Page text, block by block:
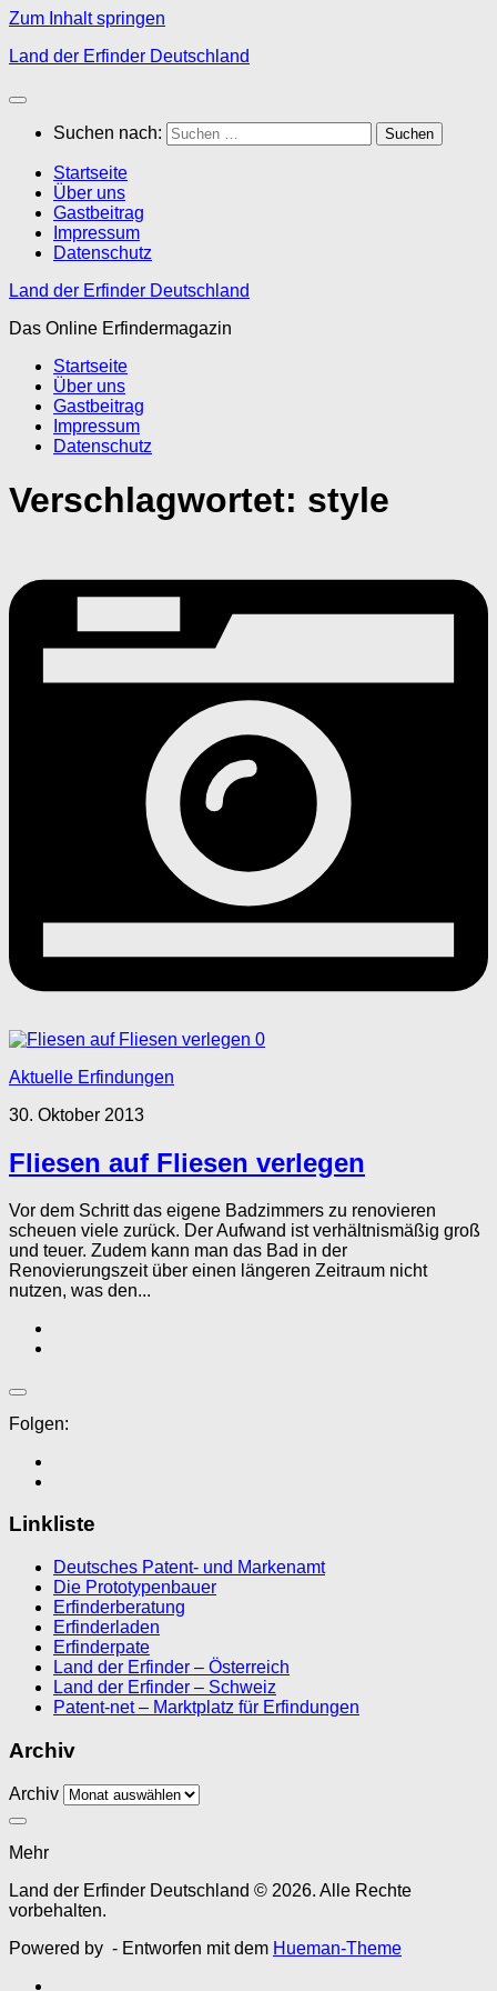
Zum Inhalt springen
Land der Erfinder Deutschland
Suchen nach:
Startseite
Über uns
Gastbeitrag
Impressum
Datenschutz
Land der Erfinder Deutschland
Das Online Erfindermagazin
Startseite
Über uns
Gastbeitrag
Impressum
Datenschutz
Verschlagwortet: style
0
Aktuelle Erfindungen
30. Oktober 2013
Fliesen auf Fliesen verlegen
Vor dem Schritt das eigene Badzimmers zu renovieren
scheuen viele zurück. Der Aufwand ist verhältnismäßig groß
und teuer. Zudem kann man das Bad in der
Renovierungszeit über einen längeren Zeitraum nicht
nutzen, was den...
Folgen:
Linkliste
Deutsches Patent- und Markenamt
Die Prototypenbauer
Erfinderberatung
Erfinderladen
Erfinderpate
Land der Erfinder – Österreich
Land der Erfinder – Schweiz
Patent-net – Marktplatz für Erfindungen
Archiv
Archiv
Mehr
Land der Erfinder Deutschland © 2026. Alle Rechte
vorbehalten.
Powered by - Entworfen mit dem Hueman-Theme